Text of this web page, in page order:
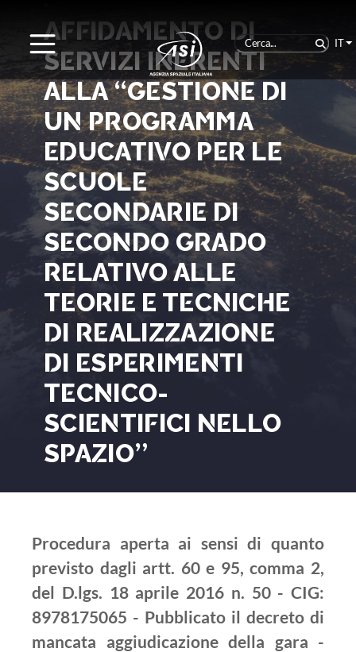
IT
AFFIDAMENTO DI
SERVIZI INERENTI
ALLA “GESTIONE DI
UN PROGRAMMA
EDUCATIVO PER LE
SCUOLE
SECONDARIE DI
SECONDO GRADO
RELATIVO ALLE
TEORIE E TECNICHE
DI REALIZZAZIONE
DI ESPERIMENTI
TECNICO-
SCIENTIFICI NELLO
SPAZIO”
Procedura aperta ai sensi di quanto
previsto dagli artt. 60 e 95, comma 2,
del D.lgs. 18 aprile 2016 n. 50 - CIG:
8978175065 - Pubblicato il decreto di
mancata aggiudicazione della gara -